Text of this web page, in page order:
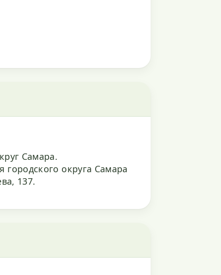
Самара.
округа Самара
137.